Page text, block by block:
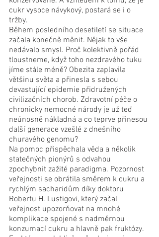
cukr vysoce návykový, postará se i o
tržby.
Během posledního desetiletí se situace
začala konečně měnit. Nějak to vše
nedávalo smysl. Proč kolektivně pořád
tloustneme, když toho nezdravého tuku
jíme stále méně? Obezita zaplavila
většinu světa a přinesla s sebou
devastující epidemie přidružených
civilizačních chorob. Zdravotní péče o
chronicky nemocné národy je už teď
neúnosně nákladná a co teprve přinesou
další generace vzešlé z dnešního
churavého genomu?
Na pomoc přispěchala věda a několik
statečných pionýrů s odvahou
zpochybnit zažité paradigma. Pozornost
veřejnosti se obrátila směrem k cukru a
rychlým sacharidům díky doktoru
Robertu H. Lustigovi, který začal
veřejnost upozorňovat na mnohé
komplikace spojené s nadměrnou
konzumací cukru a hlavně pak fruktózy.